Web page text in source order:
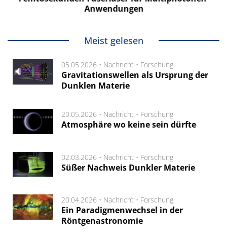
Anwendungen
Meist gelesen
05.05.2026 • Nachricht • Forschung
Gravitationswellen als Ursprung der
Dunklen Materie
20.05.2026 • Nachricht • Forschung
Atmosphäre wo keine sein dürfte
02.03.2026 • Nachricht • Forschung
Süßer Nachweis Dunkler Materie
20.04.2026 • Nachricht • Forschung
Ein Paradigmenwechsel in der
Röntgenastronomie